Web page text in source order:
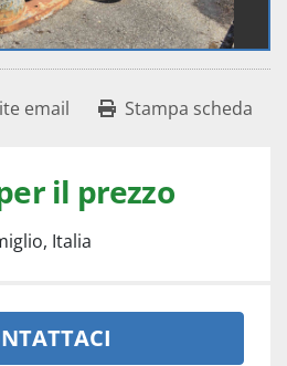
email Stampa scheda
il prezzo
Italia